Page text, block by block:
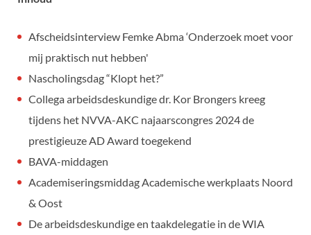
Afscheidsinterview Femke Abma ‘Onderzoek moet voor
mij praktisch nut hebben'
Nascholingsdag “Klopt het?”
Collega arbeidsdeskundige dr. Kor Brongers kreeg
tijdens het NVVA-AKC najaarscongres 2024 de
prestigieuze AD Award toegekend
BAVA-middagen
Academiseringsmiddag Academische werkplaats Noord
& Oost
De arbeidsdeskundige en taakdelegatie in de WIA